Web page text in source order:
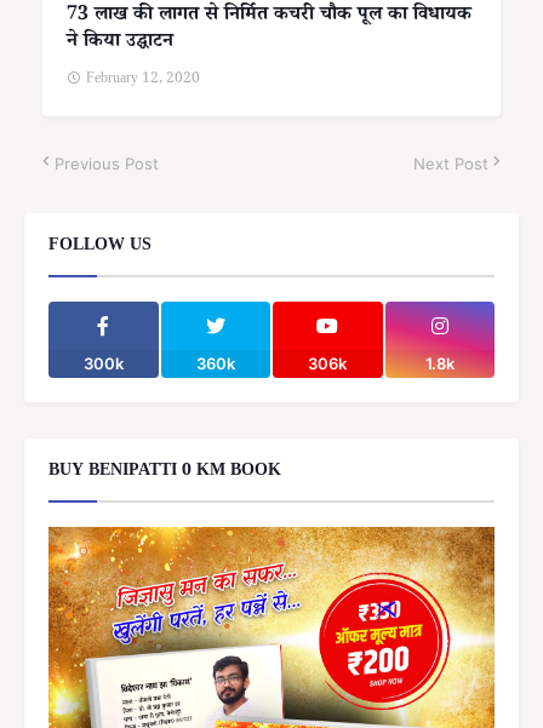
73 लाख की लागत से निर्मित कचरी चौक पूल का विधायक
ने किया उद्घाटन
February 12, 2020
Previous Post Next Post
FOLLOW US
300k 360k 306k 1.8k
BUY BENIPATTI 0 KM BOOK